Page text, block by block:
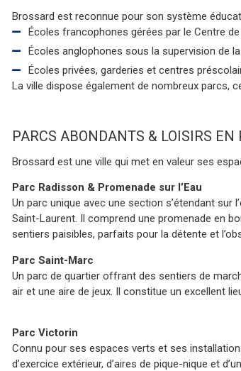
Brossard est reconnue pour son système
Écoles francophones gérées par le Centre
Écoles anglophones sous la supervision de
Écoles privées, garderies et centres
La ville dispose également de nombreux parcs,
ABONDANTS & LOISIRS EN
Brossard est une ville qui met en valeur ses
Parc Radisson & Promenade sur l’Eau
Un parc unique avec une section s’étendant sur
Saint-Laurent. Il comprend une promenade en
sentiers paisibles, parfaits pour la détente et
Parc Saint-Marc
Un parc de quartier offrant des sentiers de
air et une aire de jeux. Il constitue un excellent
Parc Victorin
Connu pour ses espaces verts et ses
d’exercice extérieur, d’aires de pique-nique et